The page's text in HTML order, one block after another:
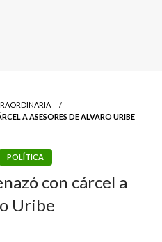
A ASESORES DE ALVARO URIBE
POLÍTICA
con cárcel a
Uribe